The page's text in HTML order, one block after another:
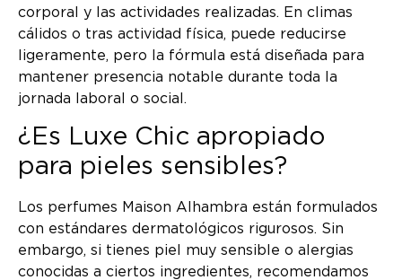
corporal y las actividades realizadas. En climas
cálidos o tras actividad física, puede reducirse
ligeramente, pero la fórmula está diseñada para
mantener presencia notable durante toda la
jornada laboral o social.
¿Es Luxe Chic apropiado
para pieles sensibles?
Los perfumes Maison Alhambra están formulados
con estándares dermatológicos rigurosos. Sin
embargo, si tienes piel muy sensible o alergias
conocidas a ciertos ingredientes, recomendamos